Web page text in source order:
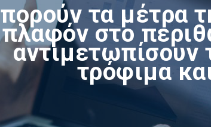
τα μέτρα
πλαφόν στο
αντιμετωπίσουν
τρόφιμα